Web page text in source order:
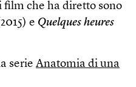
che ha diretto sono
e Quelques heures
serie Anatomia di una